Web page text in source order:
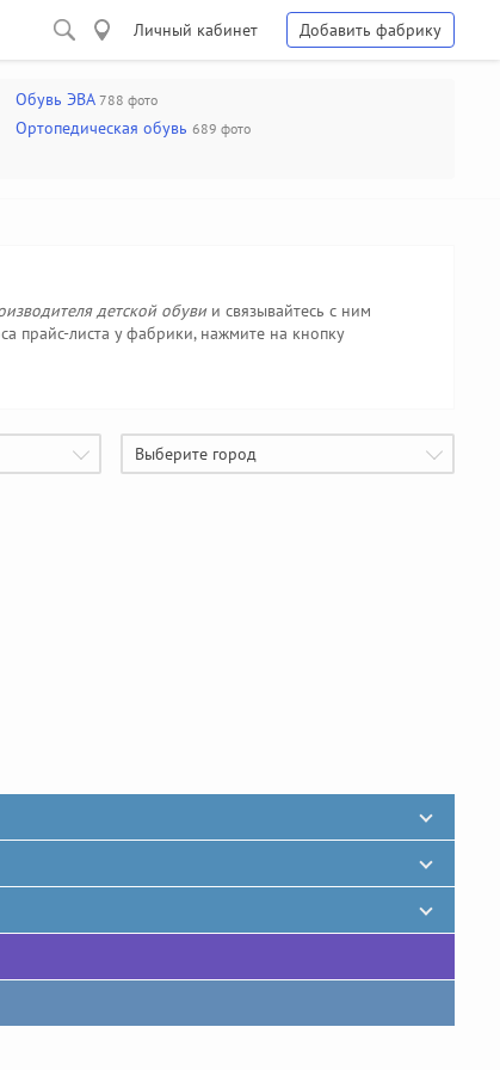
Личный кабинет Добавить фабрику
Обувь ЭВА 788 фото
Ортопедическая обувь 689 фото
детской обувии связывайтесь с ним
прайс-листа у фабрики, нажмите на кнопку
Выберите город